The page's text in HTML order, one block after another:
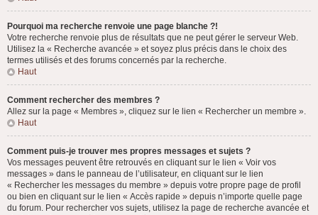
Pourquoi ma recherche renvoie une page blanche ?!
Votre recherche renvoie plus de résultats que ne peut gérer le serveur Web.
Utilisez la « Recherche avancée » et soyez plus précis dans le choix des
termes utilisés et des forums concernés par la recherche.
Haut
Comment rechercher des membres ?
Allez sur la page « Membres », cliquez sur le lien « Rechercher un membre ».
Haut
Comment puis-je trouver mes propres messages et sujets ?
Vos messages peuvent être retrouvés en cliquant sur le lien « Voir vos
messages » dans le panneau de l’utilisateur, en cliquant sur le lien
« Rechercher les messages du membre » depuis votre propre page de profil
ou bien en cliquant sur le lien « Accès rapide » depuis n’importe quelle page
du forum. Pour rechercher vos sujets, utilisez la page de recherche avancée et